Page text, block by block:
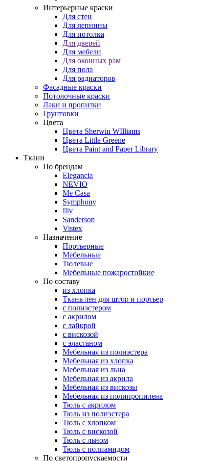
Интерьерные краски
Для стен
Для лепнины
Для потолка
Для дверей
Для мебели
Для оконных рам
Для пола
Для радиаторов
Фасадные краски
Потолочные краски
Лаки и пропитки
Грунтовки
Цвета
Цвета Sherwin WIlliams
Цвета Little Greene
Цвета Paint and Paper Library
Ткани
По брендам
Elegancia
NEVIO
Me Casa
Symphony
Iliv
Sanderson
Vistex
Назначение
Портьерные
Мебельные
Тюлевые
Мебельные пожаростойкие
По составу
из хлопка
Ткань лен для штор и портьер
с полиэстером
с акрилом
с лайкрой
с вискозой
с эластаном
Мебельная из полиэстера
Мебельная из хлопка
Мебельная из льна
Мебельная из акрила
Мебельная из вискозы
Мебельная из полипропилена
Тюль с акрилом
Тюль из полиэстера
Тюль с хлопком
Тюль с вискозой
Тюль с льном
Тюль с полиамидом
По светопропускаемости